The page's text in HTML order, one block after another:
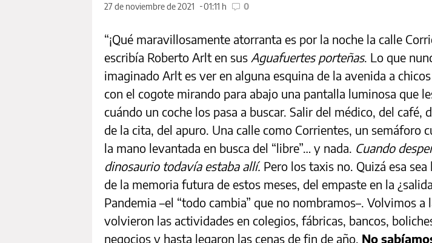
27 de noviembre de 2021 01:11 h 0
“¡Qué maravillosamente atorranta es por la noche la calle
escribía Roberto Arlt en sus Aguafuertes porteñas. Lo que
imaginado Arlt es ver en alguna esquina de la avenida a
con el cogote mirando para abajo una pantalla luminosa que
cuándo un coche los pasa a buscar. Salir del médico, del café,
de la cita, del apuro. Una calle como Corrientes, un semáforo
la mano levantada en busca del “libre”… y nada. Cuando
dinosaurio todavía estaba allí. Pero los taxis no. Quizá esa sea
de la memoria futura de estos meses, del empaste en la
Pandemia –el “todo cambia” que no nombramos–. Volvimos a
volvieron las actividades en colegios, fábricas, bancos,
negocios y hasta legaron las cenas de fin de año. No